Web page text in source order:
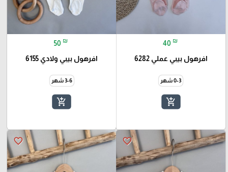
40 ₪
افرهول بيبي عملي 6282
0-3 شهر
add_shopping_cart
50 ₪
افرهول بيبي ولادي 6155
3-6 شهر
add_shopping_cart
favorite_border
favorite_border